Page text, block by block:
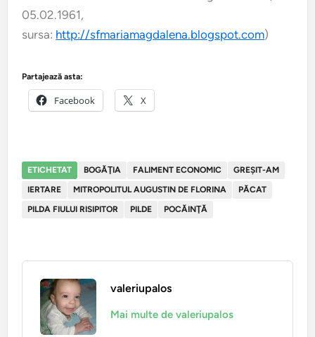
05.02.1961,
sursa: http://sfmariamagdalena.blogspot.com)
Partajează asta:
Facebook X
ETICHETAT BOGĂŢIA FALIMENT ECONOMIC
GREŞIT-AM
IERTARE
MITROPOLITUL AUGUSTIN DE FLORINA
PĂCAT
PILDA FIULUI RISIPITOR
PILDE POCĂINŢĂ
valeriupalos
Mai multe de valeriupalos